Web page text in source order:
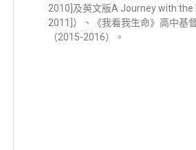
2010]及英文版A Journey with the
2011]）、《我看我生命》高中基
（2015-2016）。